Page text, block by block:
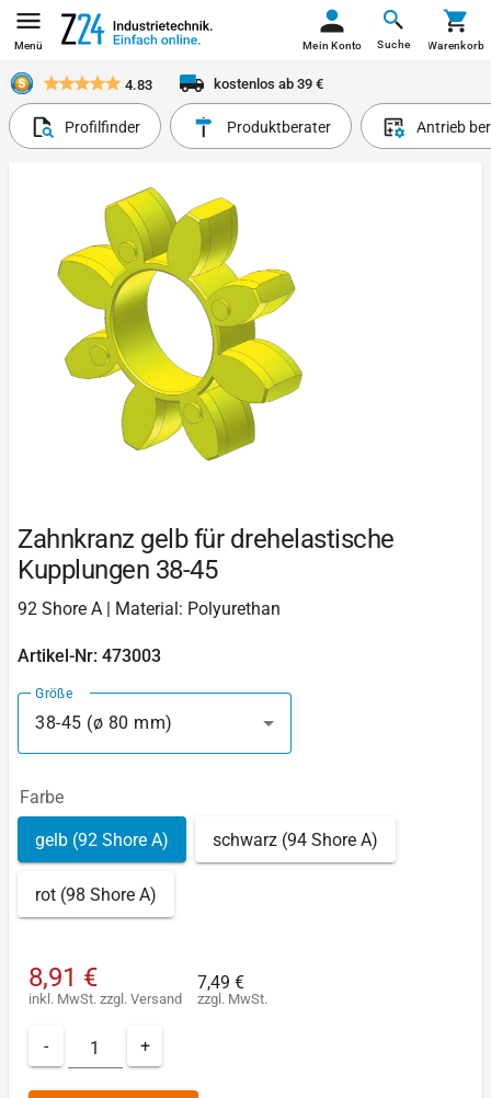
Menü Suche
Mein Konto Warenkorb
4.83 kostenlos ab 39 €
Profilfinder Produktberater Antrieb
Zahnkranz gelb für drehelastische
Kupplungen 38-45
92 Shore A | Material: Polyurethan
Artikel-Nr: 473003
Größe
38-45 (ø 80 mm)
Farbe
gelb (92 Shore A) schwarz (94 Shore A)
rot (98 Shore A)
8,91 €
inkl. MwSt. zzgl. Versand
7,49 €
zzgl. MwSt.
- +